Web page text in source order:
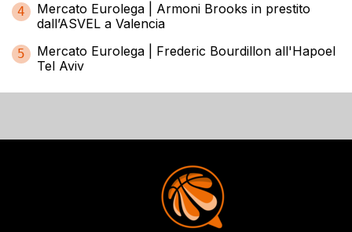
4
Mercato Eurolega | Armoni Brooks in prestito
dall’ASVEL a Valencia
5
Mercato Eurolega | Frederic Bourdillon all'Hapoel
Tel Aviv